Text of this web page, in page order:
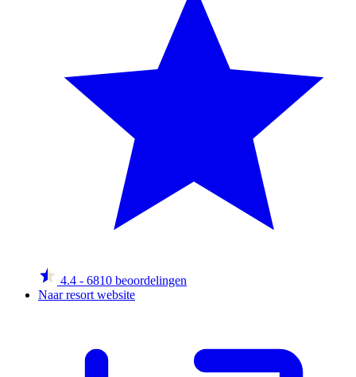
4.4 - 6810 beoordelingen
Naar resort website